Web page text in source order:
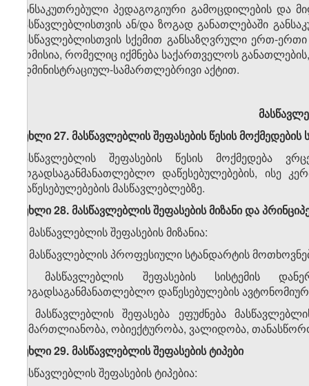
განსაკუთრებული პედაგოგიური გამოცდილების და
მასწავლებლისთვის ან/და ზოგად განათლებაში
მასწავლებლისთვის სქემით განსაზღვრული ერთ-ერთი
კომისია, რომელიც იქმნება საქართველოს
ადმინისტრაციულ-სამართლებრივი აქტით.
მუხლი 27. მასწავლებლის შეფასების წესის
მასწავლებლის შეფასების წესის
ზოგადსაგანმანათლებლო დაწესებულებების, ისე
დაწესებულებების მასწავლებლებზე.
მუხლი 28.მასწავლებლისშეფასებისმიზანიდა
1. მასწავლებლის შეფასების მიზანია:
ა) მასწავლებლის პროფესიული სტანდარტის
ბ) მასწავლებლის შეფასების სისტემის
ზოგადსაგანმანათლებლო დაწესებულების
2. მასწავლებლის შეფასება ეფუძნება
სამართლიანობა, ობიექტურობა, ვალიდობა,
მუხლი 29. მასწავლებლისშეფასებისტიპები
მასწავლებლის შეფასების ტიპებია: